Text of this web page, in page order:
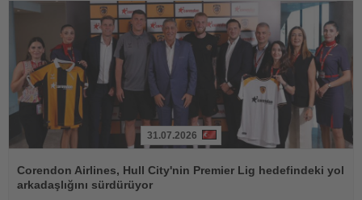
Oku
31.07.2026
Corendon Airlines, Hull City'nin Premier Lig hedefindeki yol
arkadaşlığını sürdürüyor